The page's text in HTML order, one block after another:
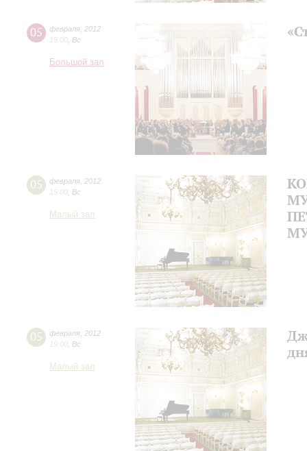
05 февраля 2012
19:00 Вс
Большой зал
05 февраля 2012
15:00 Вс
Малый зал
05 февраля 2012
19:00 Вс
Малый зал